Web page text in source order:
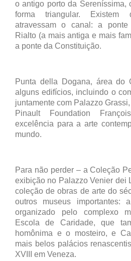
o antigo porto da Sereníssima,
forma triangular. Existem
atravessam o canal: a ponte
Rialto (a mais antiga e mais
a ponte da Constituição.
Punta della Dogana, área do
alguns edifícios, incluindo o
juntamente com Palazzo
Pinault Foundation
excelência para a arte
mundo.
Para não perder – a Coleção
exibição no Palazzo Venier dei
coleção de obras de arte do
outros museus importantes:
organizado pelo complexo
Escola de Caridade, que
homônima e o mosteiro, e
mais belos palácios
XVIII em Veneza.